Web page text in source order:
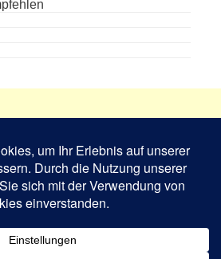
des jeweiligen Verlages bzw.
dienen nur zur